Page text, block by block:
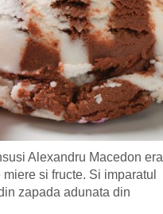
Alexandru Macedon era
si fructe. Si imparatul
zapada adunata din